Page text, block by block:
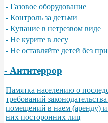
- Газовое оборудование
- Контроль за детьми
- Купание в нетрезвом виде
- Не курите в лесу
- Не оставляйте детей без
- Антитеррор
Памятка населению о
требований
помещений в наем (аренду)
них посторонних лиц